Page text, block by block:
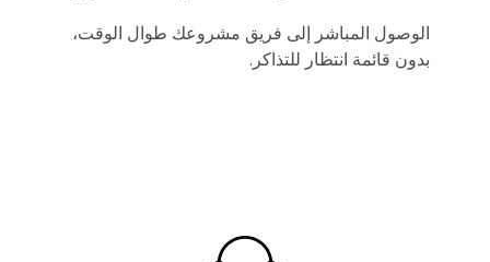
الوصول المباشر إلى فريق مشروعك طوال الوقت،
بدون قائمة انتظار للتذاكر.